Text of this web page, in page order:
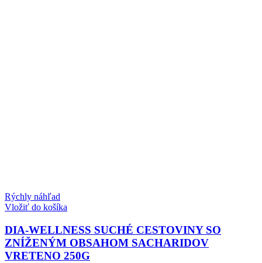
Rýchly náhľad
Vložiť do košíka
DIA-WELLNESS SUCHÉ CESTOVINY SO
ZNÍŽENÝM OBSAHOM SACHARIDOV
VRETENO 250G